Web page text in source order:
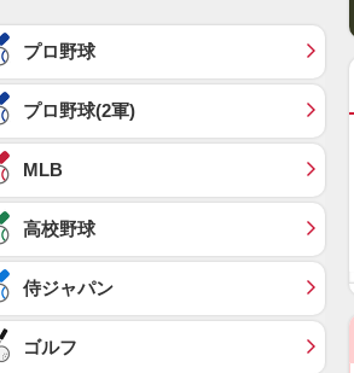
プロ野球
プロ野球(2軍)
MLB
高校野球
侍ジャパン
ゴルフ